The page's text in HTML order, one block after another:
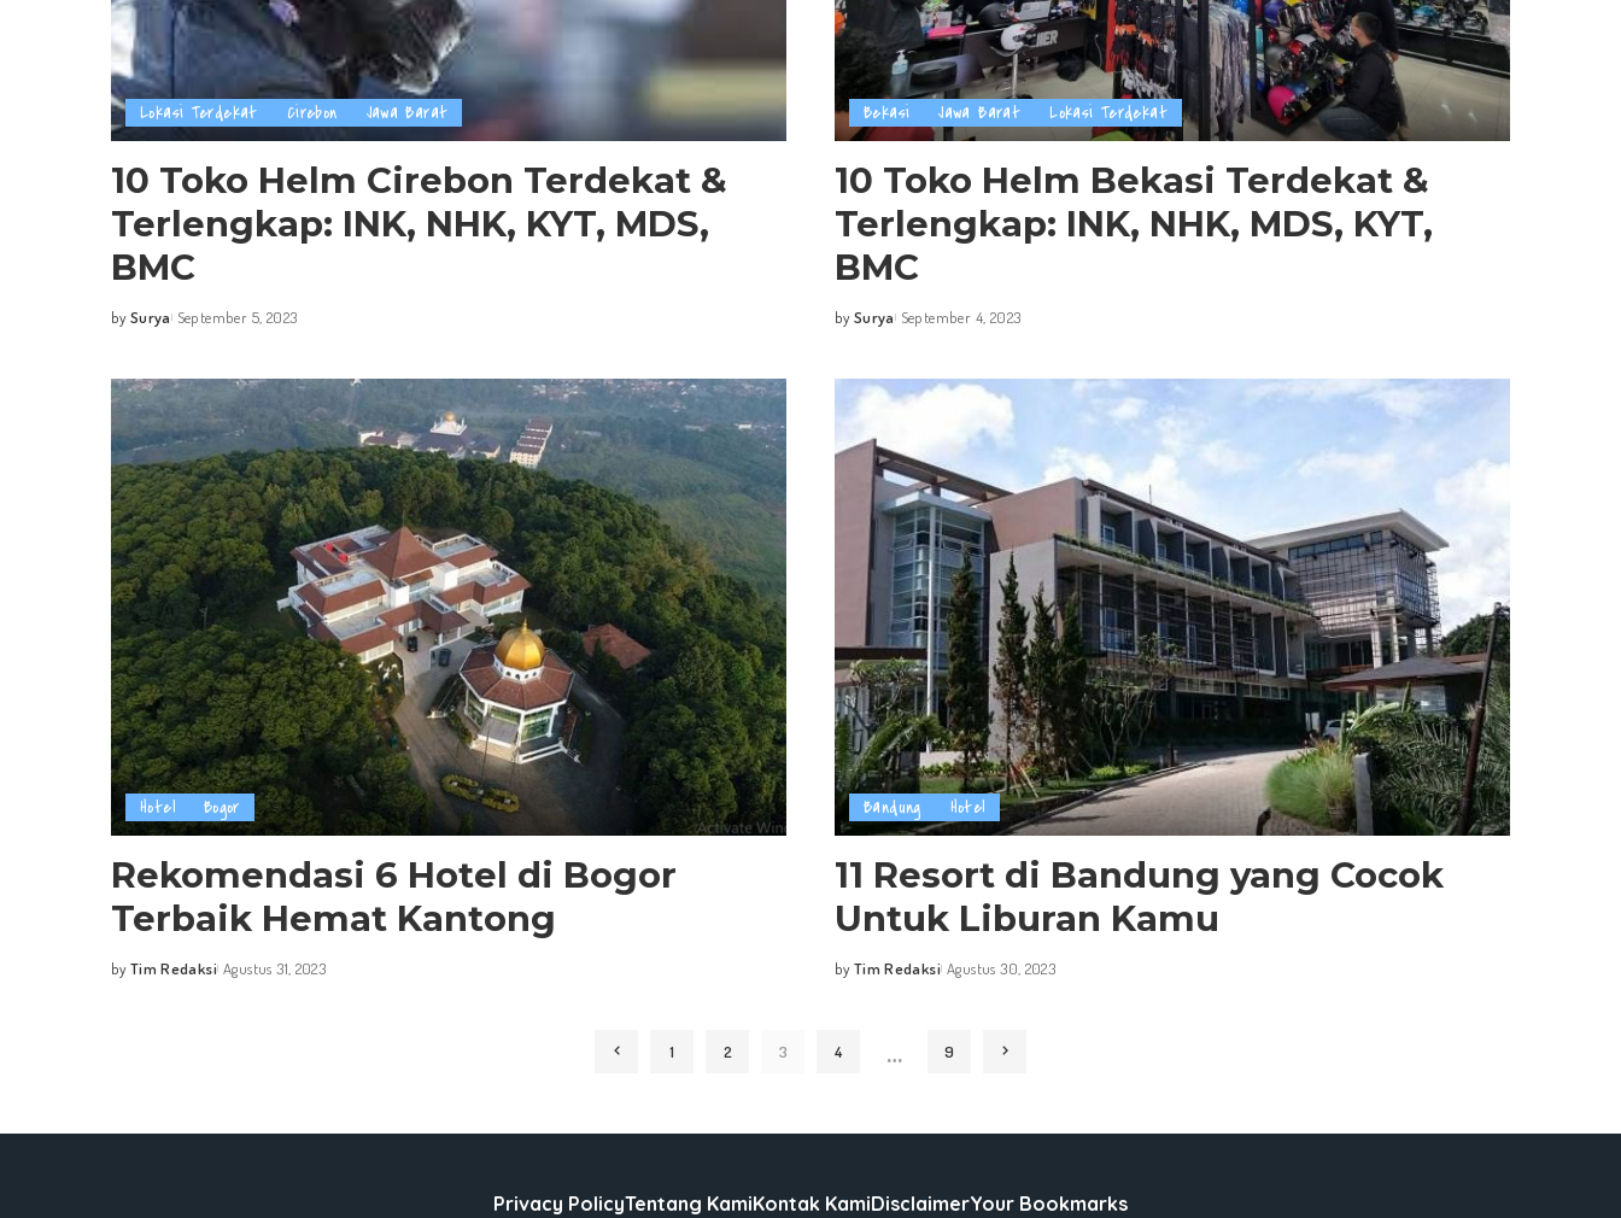
Lokasi Terdekat Cirebon Jawa Barat
10 Toko Helm Cirebon Terdekat &
Terlengkap: INK, NHK, KYT, MDS,
BMC
Posted
by Surya September 5, 2023
Bekasi Jawa Barat Lokasi Terdekat
10 Toko Helm Bekasi Terdekat &
Terlengkap: INK, NHK, MDS, KYT,
BMC
Posted
by Surya September 4, 2023
Hotel Bogor
Rekomendasi 6 Hotel di Bogor
Terbaik Hemat Kantong
Posted
by Tim Redaksi Agustus 31, 2023
Bandung Hotel
11 Resort di Bandung yang Cocok
Untuk Liburan Kamu
Posted
by Tim Redaksi Agustus 30, 2023
1 2 3 4 … 9
Privacy PolicyTentang KamiKontak KamiDisclaimerYour Bookmarks